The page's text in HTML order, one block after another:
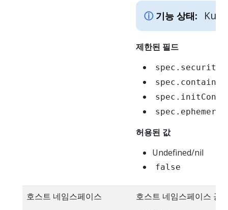
기능 상태:
제한된 필드
허용된 값
Undefined/nil
false
호스트 네임스페이스
호스트 네임스페이스 공